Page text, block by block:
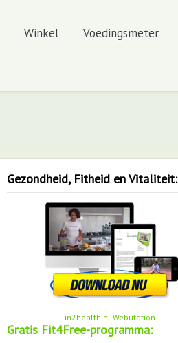
Winkel Voedingsmeter
Gezondheid, Fitheid en Vitaliteit:
in2health.nl Webutation
Gratis Fit4Free-programma: